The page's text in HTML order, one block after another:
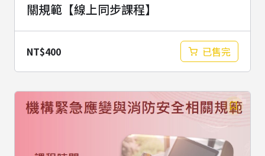
關規範【線上同步課程】
NT$400 已售完